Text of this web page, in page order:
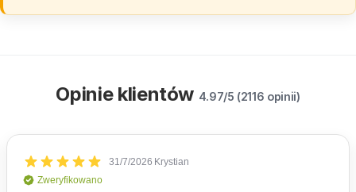
Opinie klientów 4.97/5 (2116 opinii)